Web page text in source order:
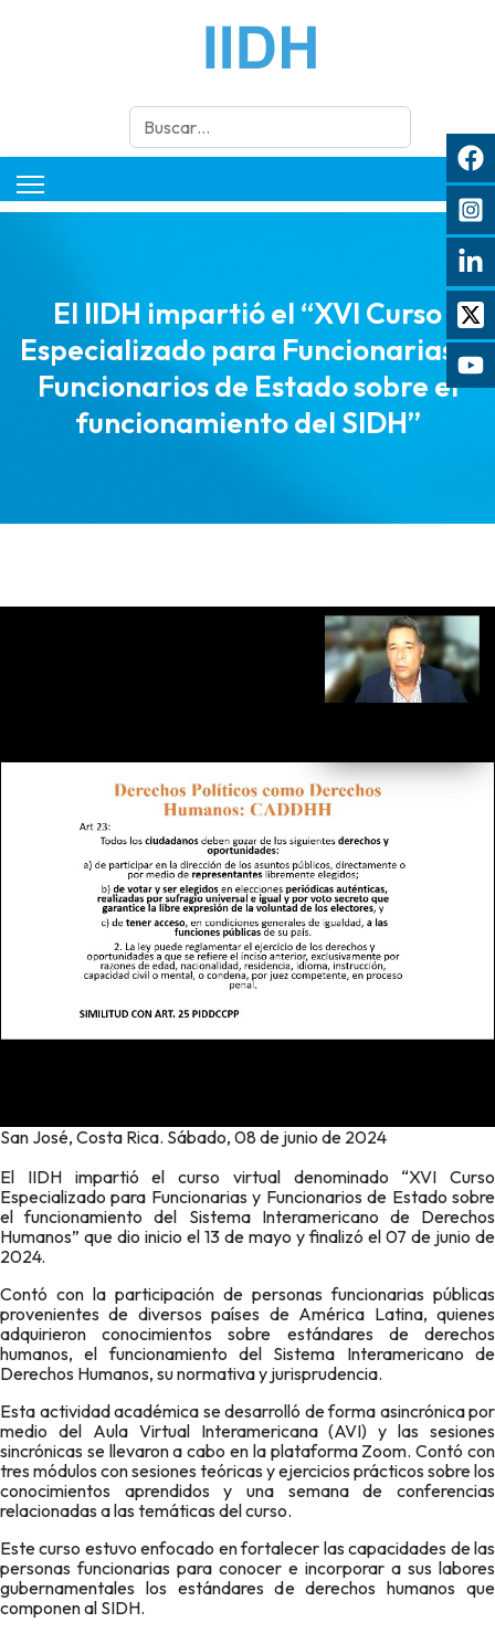
Buscar
El IIDH impartió el “XVI Curso
Especializado para Funcionarias y
Funcionarios de Estado sobre el
funcionamiento del SIDH”
San José, Costa Rica. Sábado, 08 de junio de 2024
El IIDH impartió el curso virtual denominado “XVI Curso
Especializado para Funcionarias y Funcionarios de Estado sobre
el funcionamiento del Sistema Interamericano de Derechos
Humanos” que dio inicio el 13 de mayo y finalizó el 07 de junio de
2024.
Contó con la participación de personas funcionarias públicas
provenientes de diversos países de América Latina, quienes
adquirieron conocimientos sobre estándares de derechos
humanos, el funcionamiento del Sistema Interamericano de
Derechos Humanos, su normativa y jurisprudencia.
Esta actividad académica se desarrolló de forma asincrónica por
medio del Aula Virtual Interamericana (AVI) y las sesiones
sincrónicas se llevaron a cabo en la plataforma Zoom. Contó con
tres módulos con sesiones teóricas y ejercicios prácticos sobre los
conocimientos aprendidos y una semana de conferencias
relacionadas a las temáticas del curso.
Este curso estuvo enfocado en fortalecer las capacidades de las
personas funcionarias para conocer e incorporar a sus labores
gubernamentales los estándares de derechos humanos que
componen al SIDH.